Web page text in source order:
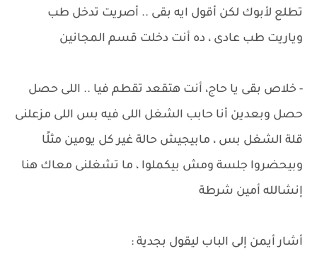
تطلع لأبوك لكن أقول ايه بقى .. أصريت تدخل طب
وياريت طب عادى ، ده أنت دخلت قسم المجانين
- خلاص بقى يا حاج، أنت هتقعد تقطم فيا .. اللى حصل
حصل وبعدين أنا حابب الشغل اللى فيه بس اللى مزعلنى
قلة الشغل بس ، مابيجيش حالة غير كل يومين مثلًا
وبيحضروا جلسة ومش بيكملوا ، ما تشغلنى معاك هنا
إنشالله أمين شرطة
أشار أيمن إلى الباب ليقول بجدية :